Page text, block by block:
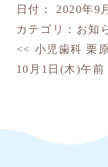
日付： 2020年9
カテゴリ： お知
<< 小児歯科 栗
10月1日(木)午